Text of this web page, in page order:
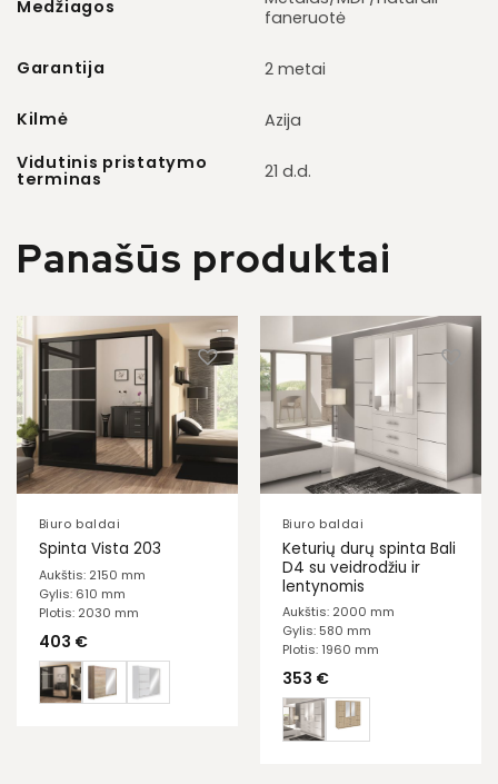
Medžiagos
faneruotė
Garantija 2 metai
Kilmė
Azija
Vidutinis pristatymo
terminas 21 d.d.
Panašūs produktai
Biuro baldai
Spinta Vista 203
Aukštis: 2150 mm
Gylis: 610 mm
Plotis: 2030 mm
403 €
Biuro baldai
Keturių durų spinta Bali
D4 su veidrodžiu ir
lentynomis
Aukštis: 2000 mm
Gylis: 580 mm
Plotis: 1960 mm
353 €